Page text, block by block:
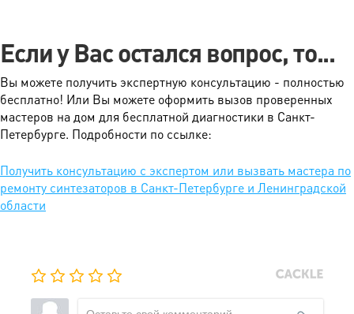
Если у Вас остался вопрос, то...
Вы можете получить экспертную консультацию - полностью
бесплатно! Или Вы можете оформить вызов проверенных
мастеров на дом для бесплатной диагностики в Санкт-
Петербурге. Подробности по ссылке:
Получить консультацию с экспертом или вызвать мастера по
ремонту синтезаторов в Санкт-Петербурге и Ленинградской
области